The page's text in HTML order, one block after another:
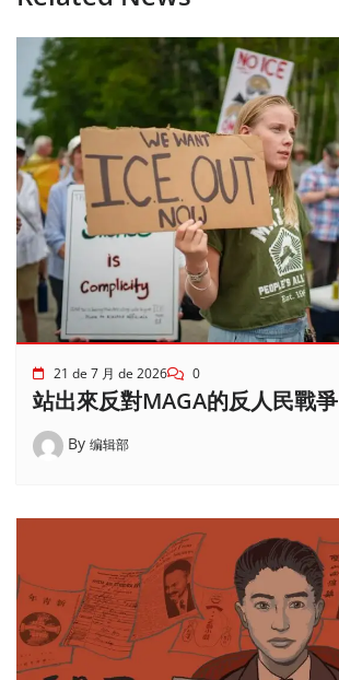
21 de 7 月 de 2026 0
站出來反對MAGA的反人民戰爭
By 编辑部